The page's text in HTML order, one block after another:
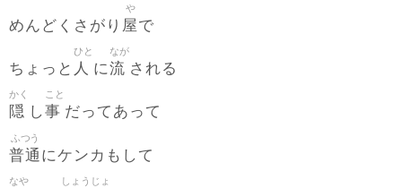
めんどくさがり 屋
や
で
ちょっと 人
ひと
に流
なが
される
隠
かく
し事
こと
だってあって
普通
ふつう
にケンカもして
なや しょうじょ